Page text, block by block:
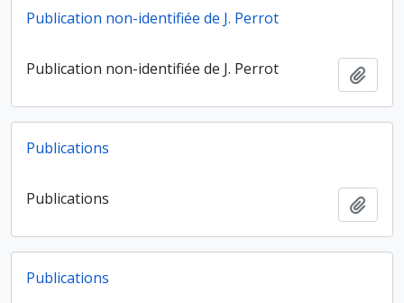
Publication non-identifiée de J. Perrot
Publication non-identifiée de J. Perrot
Publications
Publications
Publications